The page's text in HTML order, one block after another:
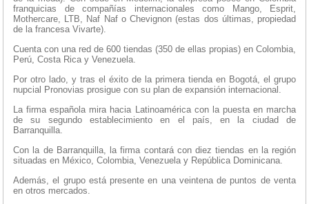
franquicias de compañías internacionales como Mango, Esprit,
Mothercare, LTB, Naf Naf o Chevignon (estas dos últimas, propiedad
de la francesa Vivarte).
Cuenta con una red de 600 tiendas (350 de ellas propias) en Colombia,
Perú, Costa Rica y Venezuela.
Por otro lado, y tras el éxito de la primera tienda en Bogotá, el grupo
nupcial Pronovias prosigue con su plan de expansión internacional.
La firma española mira hacia Latinoamérica con la puesta en marcha
de su segundo establecimiento en el país, en la ciudad de
Barranquilla.
Con la de Barranquilla, la firma contará con diez tiendas en la región
situadas en México, Colombia, Venezuela y República Dominicana.
Además, el grupo está presente en una veintena de puntos de venta
en otros mercados.